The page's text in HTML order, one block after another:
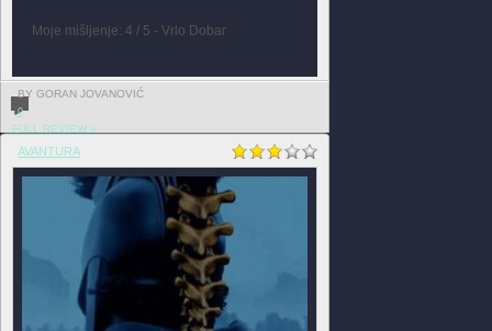
Moje mišljenje: 4 / 5 - Vrlo Dobar
BY GORAN JOVANOVIĆ
0
FULL REVIEW »
AVANTURA